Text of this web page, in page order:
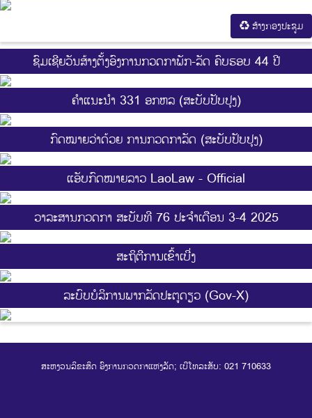
ສ້າງກອງປະຊູມ
ຊົມເຊີຍວັນສ້າງຕັ້ງອົງການກວດກາພັກ-ລັດ ຄົບຮອບ 44 ປີ
ຄຳແນະນຳ 331 ອກຫລ (ສະບັບປັບປຸງ)
ກົດໝາຍວ່າດ້ວຍ ການກວດກາລັດ (ສະບັບປັບປຸງ)
ແອັບກົດໝາຍລາວ LaoLaw - Official
ວາລະສານກວດກາ ສະບັບທີ 76 ປະຈຳເດືອນ 3-4 2025
ສະ​ຖິ​ຕີການ​ເຂົ້າ​ເບີ່ງ
ລະບົບບໍລິການພາກລັດປະຕູດຽວ (Gov-X)
ສະຫງວນລິຂະສິດ ອົງການກວດກາແຫ່ງລັດ; ເບີໂທລະສັບ: 021 710633